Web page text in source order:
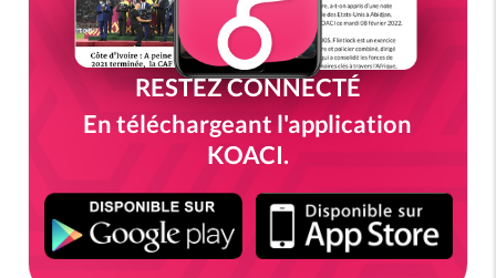
RESTEZ CONNECTÉ
En téléchargeant l'application
KOACI.